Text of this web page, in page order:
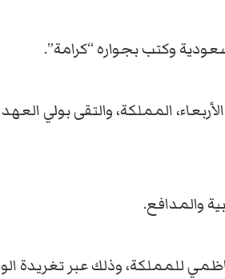
وكتب بجواره “كرامة”.
المملكة، والتقى بولي
والمدافع.
للمملكة، وذلك عبر تغريدة